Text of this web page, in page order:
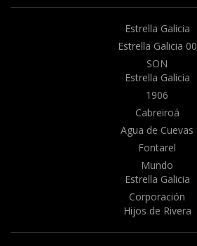
Estrella Galicia
Estrella Galicia 00
SON
Estrella Galicia
1906
Cabreiroá
Agua de Cuevas
Fontarel
Mundo
Estrella Galicia
Corporación
Hijos de Rivera